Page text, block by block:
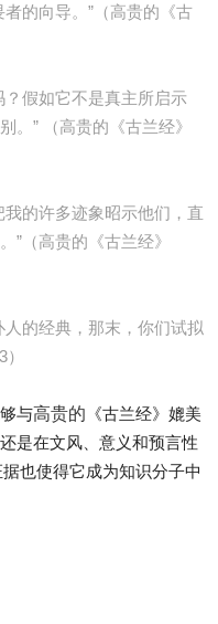
的向导。”（高贵的《古
假如它不是真主所启示
。” （高贵的《古兰经》
的许多迹象昭示他们，直
”（高贵的《古兰经》
的经典，那末，你们试拟
与高贵的 《古兰经》媲美
是在文风、意义和预言性
据也使得它成为知识分子中